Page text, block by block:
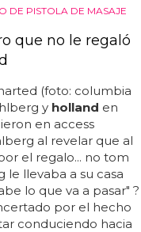
DE PISTOLA DE MASAJE
que no le regaló
(foto: columbia
y holland en
en access
al revelar que al
el regalo... no tom
llevaba a su casa
lo que va a pasar" ?
por el hecho
conduciendo hacia